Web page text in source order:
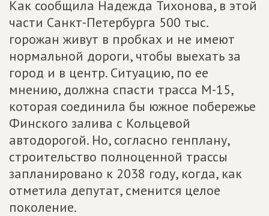
Как сообщила Надежда Тихонова, в этой
части Санкт-Петербурга 500 тыс.
горожан живут в пробках и не имеют
нормальной дороги, чтобы выехать за
город и в центр. Ситуацию, по ее
мнению, должна спасти трасса М-15,
которая соединила бы южное побережье
Финского залива с Кольцевой
автодорогой. Но, согласно генплану,
строительство полноценной трассы
запланировано к 2038 году, когда, как
отметила депутат, сменится целое
поколение.